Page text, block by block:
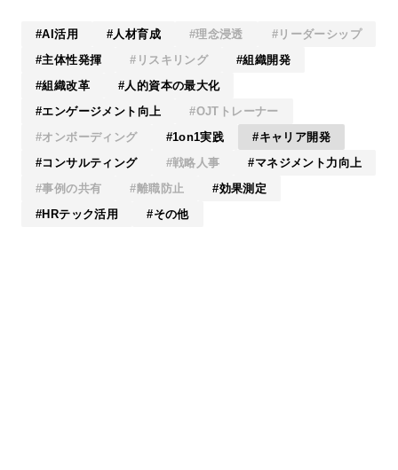
AI活用 人材育成 理念浸透
リーダーシップ
主体性発揮
リスキリング
組織開発
組織改革
人的資本の最大化
エンゲージメント向上
OJTトレーナー
オンボーディング
1on1実践
キャリア開発
コンサルティング
戦略人事
マネジメント力向上
事例の共有
離職防止
効果測定
HRテック活用
その他